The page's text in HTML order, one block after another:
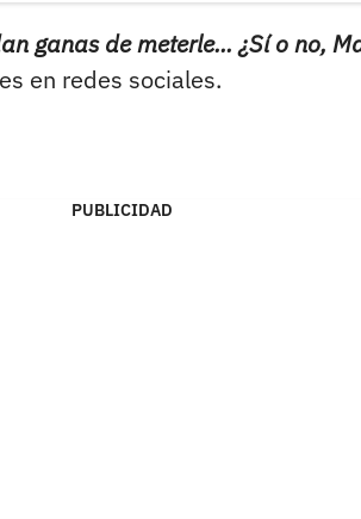
ganas de meterle... ¿Sí o no,
en redes sociales.
PUBLICIDAD